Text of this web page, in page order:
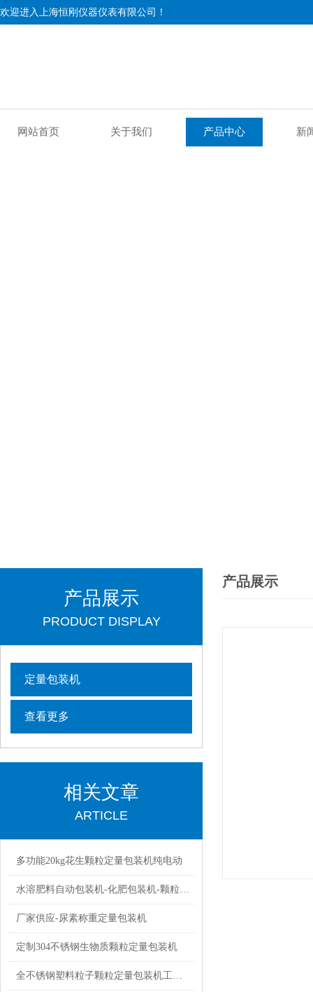
欢迎进入上海恒刚仪器仪表有限公司！
网站首页 关于我们 产品中心 新
产品展示
PRODUCT DISPLAY
定量包装机
查看更多
相关文章
ARTICLE
多功能20kg花生颗粒定量包装机纯电动
水溶肥料自动包装机-化肥包装机-颗粒自动打包机厂家
厂家供应-尿素称重定量包装机
定制304不锈钢生物质颗粒定量包装机
全不锈钢塑料粒子颗粒定量包装机工厂直销
产品展示